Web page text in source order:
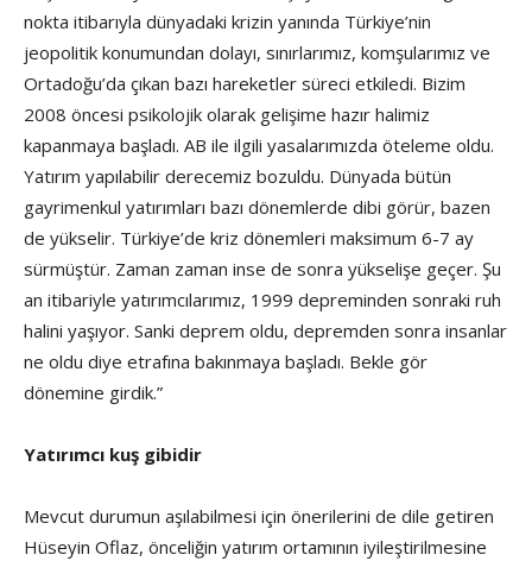
nokta itibarıyla dünyadaki krizin yanında Türkiye’nin
jeopolitik konumundan dolayı, sınırlarımız, komşularımız ve
Ortadoğu’da çıkan bazı hareketler süreci etkiledi. Bizim
2008 öncesi psikolojik olarak gelişime hazır halimiz
kapanmaya başladı. AB ile ilgili yasalarımızda öteleme oldu.
Yatırım yapılabilir derecemiz bozuldu. Dünyada bütün
gayrimenkul yatırımları bazı dönemlerde dibi görür, bazen
de yükselir. Türkiye’de kriz dönemleri maksimum 6-7 ay
sürmüştür. Zaman zaman inse de sonra yükselişe geçer. Şu
an itibariyle yatırımcılarımız, 1999 depreminden sonraki ruh
halini yaşıyor. Sanki deprem oldu, depremden sonra insanlar
ne oldu diye etrafına bakınmaya başladı. Bekle gör
dönemine girdik.”
Yatırımcı kuş gibidir
Mevcut durumun aşılabilmesi için önerilerini de dile getiren
Hüseyin Oflaz, önceliğin yatırım ortamının iyileştirilmesine